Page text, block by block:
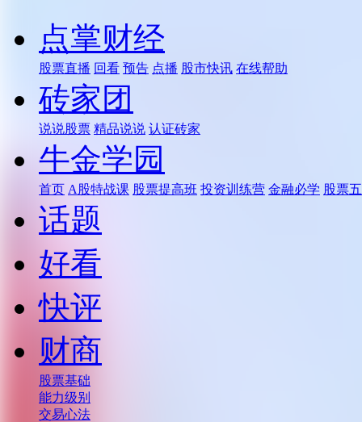
点掌财经
股票直播 回看 预告 点播 股市快讯 在线帮助
砖家团
说说股票 精品说说 认证砖家
牛金学园
首页 A股特战课 股票提高班 投资训练营 金融必学 股票
话题
好看
快评
财商
股票基础
能力级别
交易心法